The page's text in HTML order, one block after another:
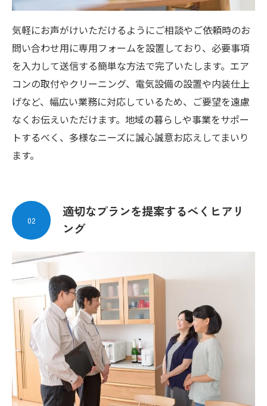
気軽にお声がけいただけるようにご相談やご依頼時のお
問い合わせ用に専用フォームを設置しており、必要事項
を入力して送信する簡単な方法で完了いたします。エア
コンの取付やクリーニング、電気設備の設置や内装仕上
げなど、幅広い業務に対応しているため、ご要望を遠慮
なくお伝えいただけます。地域の暮らしや事業をサポー
トするべく、多様なニーズに誠心誠意お応えしてまいり
ます。
適切なプランを提案するべくヒアリ
ング
02